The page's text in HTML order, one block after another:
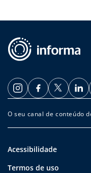
O seu canal de conteúdo
Acessibilidade
Termos de uso